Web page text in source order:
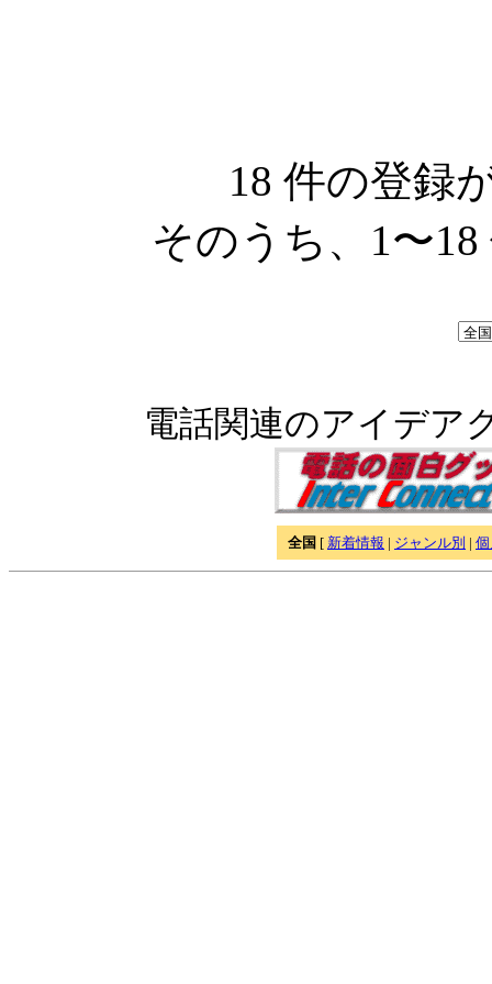
18 件の登録
そのうち、1〜
電話関連のアイデア
全国 [ 新着情報 | ジャンル別 |